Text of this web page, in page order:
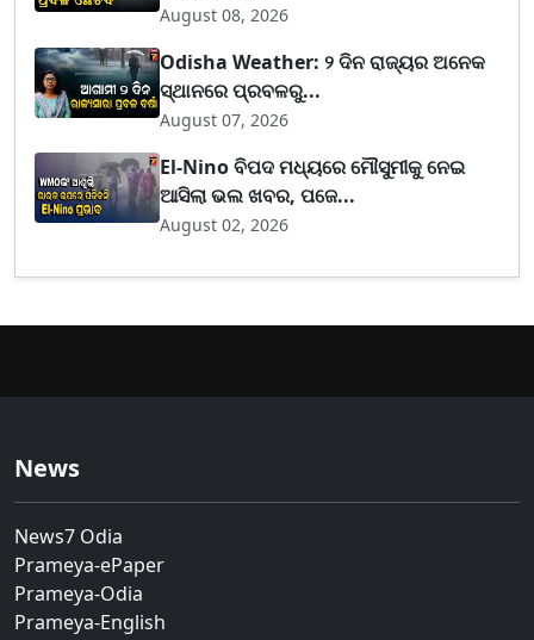
August 08, 2026
Odisha Weather: ୨ ଦିନ ରାଜ୍ୟର ଅନେକ
ସ୍ଥାନରେ ପ୍ରବଳରୁ...
August 07, 2026
El-Nino ବିପଦ ମଧ୍ୟରେ ମୌସୁମୀକୁ ନେଇ
ଆସିଲା ଭଲ ଖବର, ପଜେ...
August 02, 2026
News
News7 Odia
Prameya-ePaper
Prameya-Odia
Prameya-English